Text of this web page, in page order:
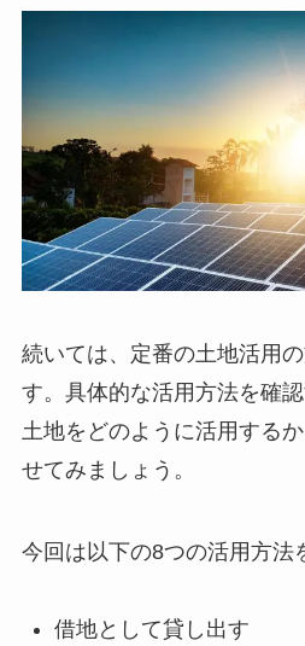
続いては、定番の土地活用
す。具体的な活用方法を確
土地をどのように活用する
せてみましょう。
今回は以下の8つの活用方法
借地として貸し出す